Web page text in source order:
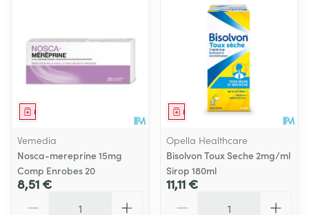
Médicament
Vemedia
Nosca-mereprine 15mg
Comp Enrobes 20
8,51 €
Médicament
Opella Healthcare
Bisolvon Toux Seche 2mg/ml
Sirop 180ml
11,11 €